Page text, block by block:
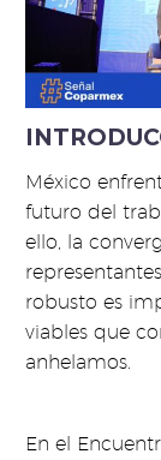
México
futuro del
ello, la
robusto es
viables que
anhelamos.
En el